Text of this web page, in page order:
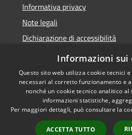
Informativa privacy
Note legali
Dichiarazione di accessibilità
RSS
Accessibilità
Privacy
Informazioni sui
Questo sito web utilizza cookie tecnici
necessari al corretto funzionamento e
nonché un cookie tecnico analitico
informazioni statistiche,
Per maggiori dettagli, può consultare la
ACCETTA TUTTO